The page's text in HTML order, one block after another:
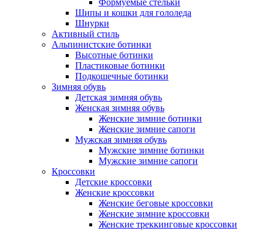
Формуемые стельки
Шипы и кошки для гололеда
Шнурки
Активный стиль
Альпинистские ботинки
Высотные ботинки
Пластиковые ботинки
Подкошечные ботинки
Зимняя обувь
Детская зимняя обувь
Женская зимняя обувь
Женские зимние ботинки
Женские зимние сапоги
Мужская зимняя обувь
Мужские зимние ботинки
Мужские зимние сапоги
Кроссовки
Детские кроссовки
Женские кроссовки
Женские беговые кроссовки
Женские зимние кроссовки
Женские треккинговые кроссовки